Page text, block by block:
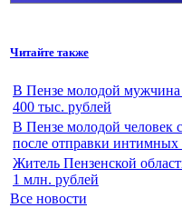
Читайте также
В Пензе молодой
400 тыс. рублей
В Пензе молодой человек
после отправки интимных
Житель Пензенской
1 млн. рублей
Все новости